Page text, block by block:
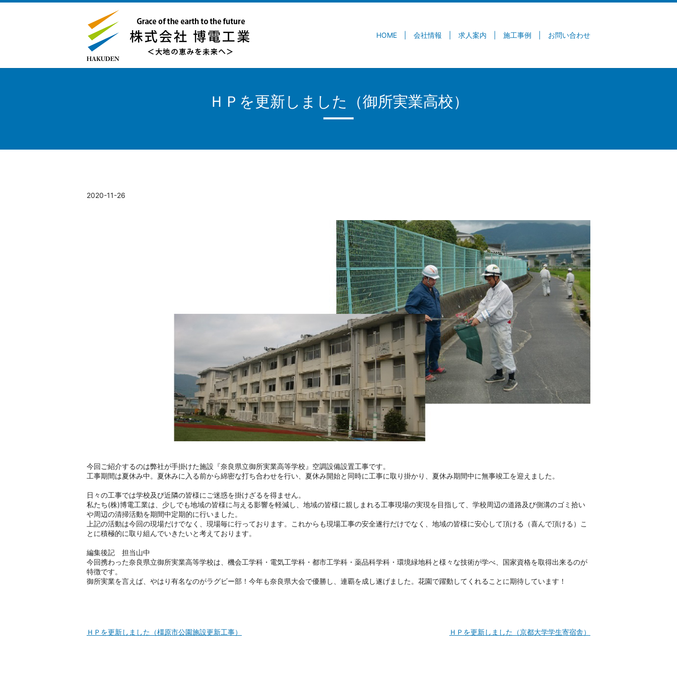
HOME 会社情報 求人案内 施工事例 お問い合わせ
ＨＰを更新しました（御所実業高校）
2020-11-26
今回ご紹介するのは弊社が手掛けた施設『奈良県立御所実業高等学校』空調設備設置工事です。
工事期間は夏休み中。夏休みに入る前から綿密な打ち合わせを行い、夏休み開始と同時に工事に取り掛かり、夏休み期間中に無事竣工を迎えました。
日々の工事では学校及び近隣の皆様にご迷惑を掛けざるを得ません。
私たち(株)博電工業は、少しでも地域の皆様に与える影響を軽減し、地域の皆様に親しまれる工事現場の実現を目指して、学校周辺の道路及び側溝のゴミ拾い
や周辺の清掃活動を期間中定期的に行いました。
上記の活動は今回の現場だけでなく、現場毎に行っております。これからも現場工事の安全遂行だけでなく、地域の皆様に安心して頂ける（喜んで頂ける）こ
とに積極的に取り組んでいきたいと考えております。
編集後記 担当山中
今回携わった奈良県立御所実業高等学校は、機会工学科・電気工学科・都市工学科・薬品科学科・環境緑地科と様々な技術が学べ、国家資格を取得出来るのが
特徴です。
御所実業を言えば、やはり有名なのがラグビー部！今年も奈良県大会で優勝し、連覇を成し遂げました。花園で躍動してくれることに期待しています！
ＨＰを更新しました（橿原市公園施設更新工事） ＨＰを更新しました（京都大学学生寄宿舎）